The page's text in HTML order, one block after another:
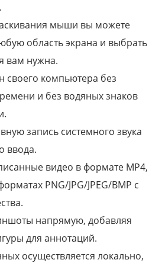
мыши вы можете
область экрана и выбрать
вам нужна.
своего компьютера без
и без водяных знаков
запись системного звука
ввода.
видео в формате MP4,
PNG/JPG/JPEG/BMP с
напрямую, добавляя
для аннотаций.
осуществляется локально,